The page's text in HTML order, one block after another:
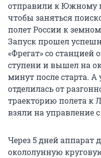
отправили к Южному
чтобы заняться
полет России к
Запуск прошел
«Фрегат» со станцией
ступени и вышел на
минут после старта. А
отделилась от
траекторию полета к
взяли на управление
Через 5 дней аппарат
окололунную